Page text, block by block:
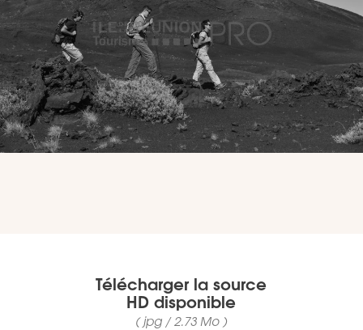
Organisateur de voyage
Journaliste
L'IRT
Télécharger la source
HD disponible
( jpg / 2.73 Mo )